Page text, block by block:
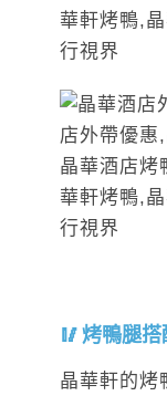
烤鴨腿搭
晶華軒的烤